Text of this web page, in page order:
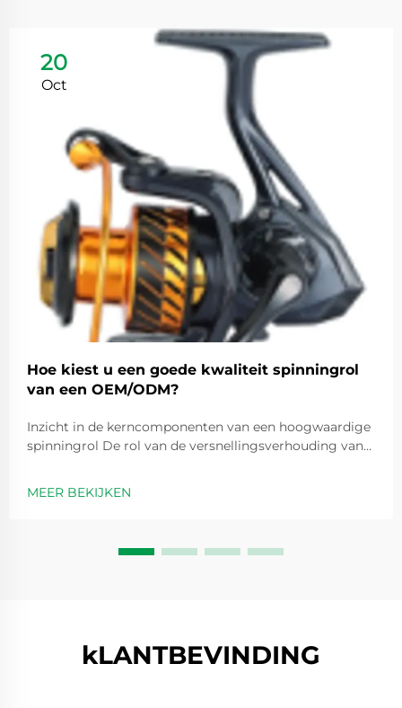
20
Oct
Hoe kiest u een goede kwaliteit spinningrol
van een OEM/ODM?
Inzicht in de kerncomponenten van een hoogwaardige
spinningrol De rol van de versnellingsverhouding van
op 1 die aangeven hoe vaak de spoel ronddraait elke
MEER BEKIJKEN
kLANTBEVINDING